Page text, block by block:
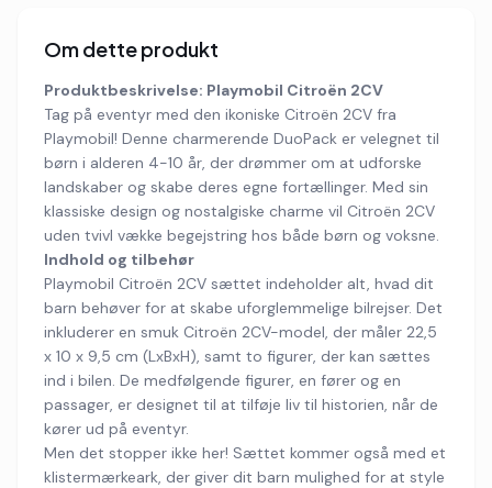
Om dette produkt
Produktbeskrivelse: Playmobil Citroën 2CV
Tag på eventyr med den ikoniske Citroën 2CV fra
Playmobil! Denne charmerende DuoPack er velegnet til
børn i alderen 4-10 år, der drømmer om at udforske
landskaber og skabe deres egne fortællinger. Med sin
klassiske design og nostalgiske charme vil Citroën 2CV
uden tvivl vække begejstring hos både børn og voksne.
Indhold og tilbehør
Playmobil Citroën 2CV sættet indeholder alt, hvad dit
barn behøver for at skabe uforglemmelige bilrejser. Det
inkluderer en smuk Citroën 2CV-model, der måler 22,5
x 10 x 9,5 cm (LxBxH), samt to figurer, der kan sættes
ind i bilen. De medfølgende figurer, en fører og en
passager, er designet til at tilføje liv til historien, når de
kører ud på eventyr.
Men det stopper ikke her! Sættet kommer også med et
klistermærkeark, der giver dit barn mulighed for at style